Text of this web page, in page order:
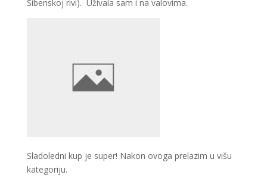
Šibenskoj rivi). Uživala sam i na valovima.
Sladoledni kup je super! Nakon ovoga prelazim u višu
kategoriju.